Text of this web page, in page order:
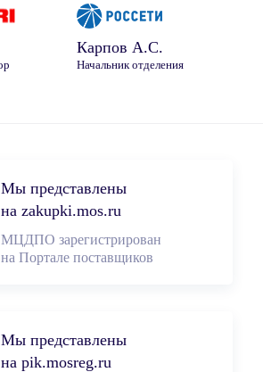
Карпов А.С.
Начальник отделения
Мы представлены
на zakupki.mos.ru
МЦДПО зарегистрирован
на Портале поставщиков
Мы представлены
на pik.mosreg.ru